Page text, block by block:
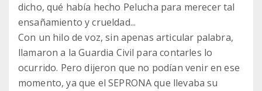
dicho, qué había hecho Pelucha para merecer tal
ensañamiento y crueldad...
Con un hilo de voz, sin apenas articular palabra,
llamaron a la Guardia Civil para contarles lo
ocurrido. Pero dijeron que no podían venir en ese
momento, ya que el SEPRONA que llevaba su